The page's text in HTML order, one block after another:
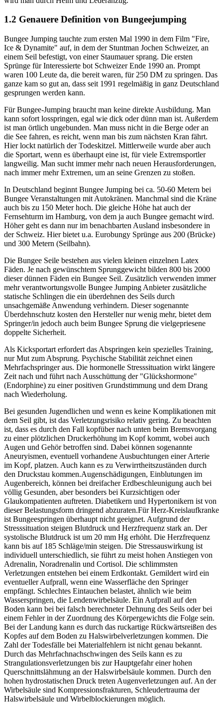
1.2 Genauere Definition von Bungeejumping
Bungee Jumping tauchte zum ersten Mal 1990 in dem Film "Fire,
Ice & Dynamite" auf, in dem der Stuntman Jochen Schweizer, an
einem Seil befestigt, von einer Staumauer sprang. Die ersten
Sprünge für Interessierte bot Schweizer Ende 1990 an. Prompt
waren 100 Leute da, die bereit waren, für 250 DM zu springen. Das
ganze kam so gut an, dass seit 1991 regelmäßig in ganz Deutschland
gesprungen werden kann.
Für Bungee-Jumping braucht man keine direkte Ausbildung. Man
kann sofort losspringen, egal wie dick oder dünn man ist. Außerdem
ist man örtlich ungebunden. Man muss nicht in die Berge oder an
die See fahren, es reicht, wenn man bis zum nächsten Kran fährt.
Hier lockt natürlich der Todeskitzel. Mittlerweile wurde aber auch
die Sportart, wenn es überhaupt eine ist, für viele Extremsportler
langweilig. Man sucht immer mehr nach neuen Herausforderungen,
nach immer mehr Extremen, um an seine Grenzen zu stoßen.
In Deutschland beginnt Bungee Jumping bei ca. 50-60 Metern bei
Bungee Veranstaltungen mit Autokränen. Manchmal sind die Kräne
auch bis zu 150 Meter hoch. Die gleiche Höhe hat auch der
Fernsehturm im Hamburg, von dem ja auch Bungee gemacht wird.
Höher geht es dann nur im benachbarten Ausland insbesondere in
der Schweiz. Hier bietet u.a. Eurobungy Sprünge aus 200 (Brücke)
und 300 Metern (Seilbahn).
Die Bungee Seile bestehen aus vielen kleinen einzelnen Latex
Fäden. Je nach gewünschtem Sprunggewicht bilden 800 bis 2000
dieser dünnen Fäden ein Bungee Seil. Zusätzlich verwenden immer
mehr verantwortungsvolle Bungee Jumping Anbieter zusätzliche
statische Schlingen die ein überdehnen des Seils durch
unsachgemäße Anwendung verhindern. Dieser sogenannte
Überdehnschutz kosten den Hersteller nur wenig mehr, bietet dem
Springer/in jedoch auch beim Bungee Sprung die vielgepriesene
doppelte Sicherheit.
Als Kicksportart erfordert das Abspringen kein spezielles Training,
nur Mut zum Absprung. Psychische Stabilität zeichnet einen
Mehrfachspringer aus. Die hormonelle Stresssituation wirkt längere
Zeit nach und führt nach Ausschüttung der "Glückshormone"
(Endorphine) zu einer positiven Grundstimmung und dem Drang
nach Wiederholung.
Bei gesunden Jugendlichen und wenn es keine Komplikationen mit
dem Seil gibt, ist das Verletzungsrisiko relativ gering. Zu beachten
ist, dass es durch den Fall kopfüber nach unten beim Bremsvorgang
zu einer plötzlichen Druckerhöhung im Kopf kommt, wobei auch
Augen und Gehör betroffen sind. Dabei können sogenannte
Aneuryismen, eventuell vorhandene Ausbuchtungen einer Arterie
im Kopf, platzen. Auch kann es zu Verwirrtheitszuständen durch
den Druckstau kommen.Augenschädigungen, Einblutungen im
Augenbereich, können bei dreifacher Erdbeschleunigung auch bei
völlig Gesunden, aber besonders bei Kurzsichtigen oder
Glaukompatienten auftreten. Diabetikern und Hypertonikern ist von
dieser Belastungsform dringend abzuraten.Für Herz-Kreislaufkranke
ist Bungeespringen überhaupt nicht geeignet. Aufgrund der
Stresssituation steigen Blutdruck und Herzfrequenz stark an. Der
systolische Blutdruck ist um 20 mm Hg erhöht. Die Herzfrequenz
kann bis auf 185 Schläge/min steigen. Die Stressauswirkung ist
individuell unterschiedlich, sie führt zu meist hohen Anstiegen von
Adrenalin, Noradrenalin und Cortisol. Die schlimmsten
Verletzungen entstehen bei einem Erdkontakt. Gemildert wird ein
eventueller Aufprall, wenn eine Wasserfläche den Springer
empfängt. Schlechtes Eintauchen belastet, ähnlich wie beim
Wasserspringen, die Lendenwirbelsäule. Ein Aufprall auf den
Boden kann bei bei falsch berechneter Dehnung des Seils oder bei
einem Fehler in der Zuordnung des Körpergewichts die Folge sein.
Bei der Landung kann es durch das ruckartige Rückwärtsreißen des
Kopfes auf dem Boden zu Halswirbelverletzungen kommen. Die
Zahl der Todesfälle bei Materialfehlern ist nicht genau bekannt.
Durch das Mehrfachnachschwingen des Seils kann es zu
Strangulationsverletzungen bis zur Hauptgefahr einer hohen
Querschnittslähmung an der Halswirbelsäule kommen. Durch den
hohen hydrostatischen Druck treten Augenverletzungen auf. An der
Wirbelsäule sind Kompressionsfrakturen, Schleudertrauma der
Halswirbelsäule und Wirbelblockierungen möglich.